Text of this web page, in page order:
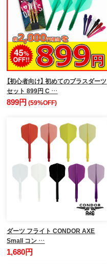
【初心者向け】 初めてのブラスダーツ
セット 899円 C …
899円(59%OFF)
ダーツ フライト CONDOR AXE
Small コン …
1,680円